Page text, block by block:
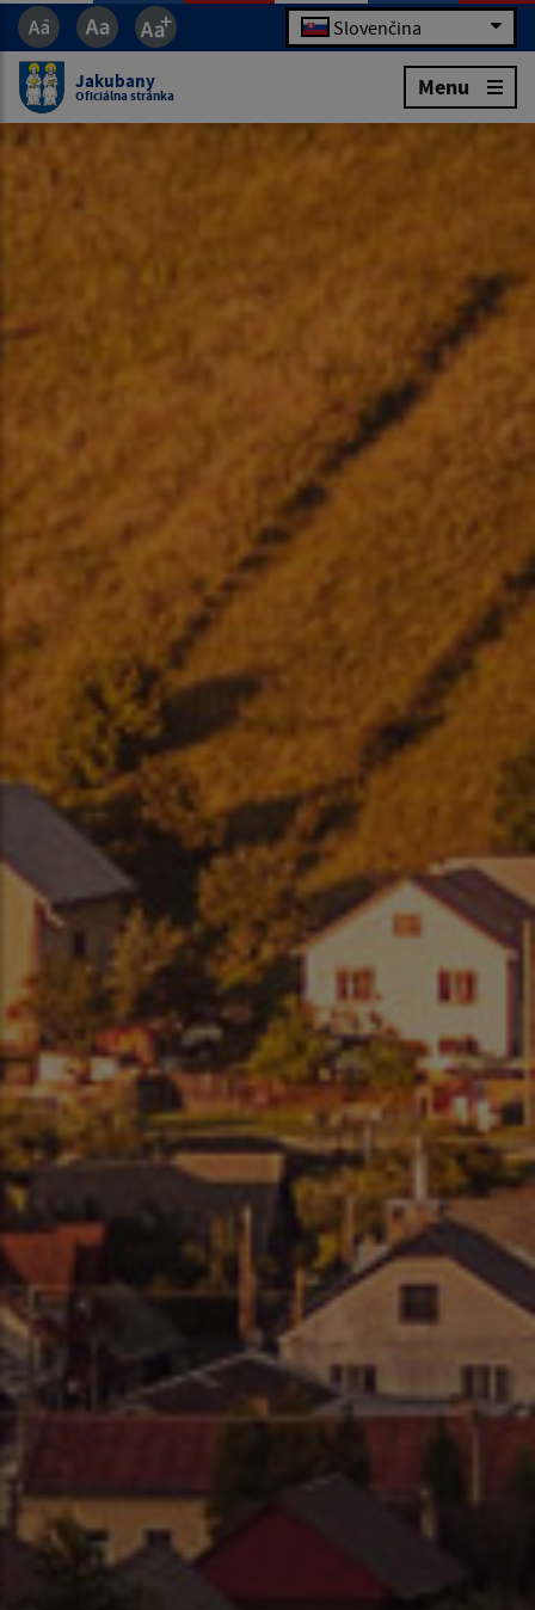
Slovenčina
Jakubany
Oficiálna stránka Menu